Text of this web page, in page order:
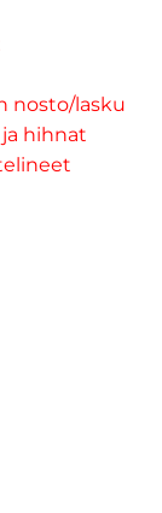
nosto/lasku
hihnat